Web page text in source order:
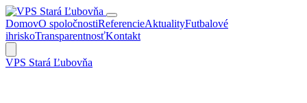
DomovO spoločnostiReferencieAktualityFutbalové
ihriskoTransparentnosťKontakt
VPS Stará Ľubovňa